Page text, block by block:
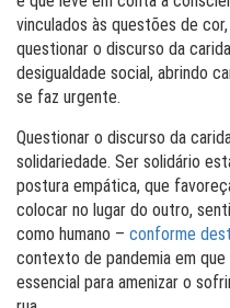
vinculados às questões de
questionar o discurso da
desigualdade social, abrindo
se faz urgente.
Questionar o discurso da
solidariedade. Ser solidário
postura empática, que
colocar no lugar do outro,
como humano – conforme
contexto de pandemia em
essencial para amenizar o